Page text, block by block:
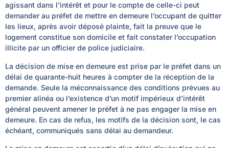
agissant dans l’intérêt et pour le compte de celle-ci peut
demander au préfet de mettre en demeure l’occupant de quitter
les lieux, après avoir déposé plainte, fait la preuve que le
logement constitue son domicile et fait constater l’occupation
illicite par un officier de police judiciaire.
La décision de mise en demeure est prise par le préfet dans un
délai de quarante-huit heures à compter de la réception de la
demande. Seule la méconnaissance des conditions prévues au
premier alinéa ou l’existence d’un motif impérieux d’intérêt
général peuvent amener le préfet à ne pas engager la mise en
demeure. En cas de refus, les motifs de la décision sont, le cas
échéant, communiqués sans délai au demandeur.